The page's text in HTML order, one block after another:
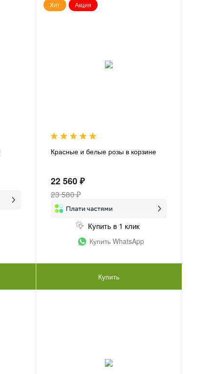
Хит Акция
Красные и белые розы в корзине
22 560 ₽
23 580 ₽
Купить в 1 клик
Купить WhatsApp
Купить